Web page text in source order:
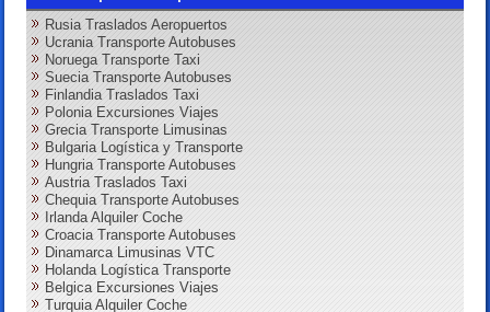
Rusia Traslados Aeropuertos
Ucrania Transporte Autobuses
Noruega Transporte Taxi
Suecia Transporte Autobuses
Finlandia Traslados Taxi
Polonia Excursiones Viajes
Grecia Transporte Limusinas
Bulgaria Logística y Transporte
Hungria Transporte Autobuses
Austria Traslados Taxi
Chequia Transporte Autobuses
Irlanda Alquiler Coche
Croacia Transporte Autobuses
Dinamarca Limusinas VTC
Holanda Logística Transporte
Belgica Excursiones Viajes
Turquia Alquiler Coche